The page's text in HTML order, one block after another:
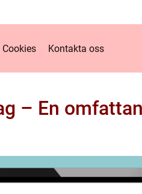
Cookies Kontakta oss
– En